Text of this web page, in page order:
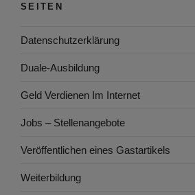
SEITEN
Datenschutzerklärung
Duale-Ausbildung
Geld Verdienen Im Internet
Jobs – Stellenangebote
Veröffentlichen eines Gastartikels
Weiterbildung